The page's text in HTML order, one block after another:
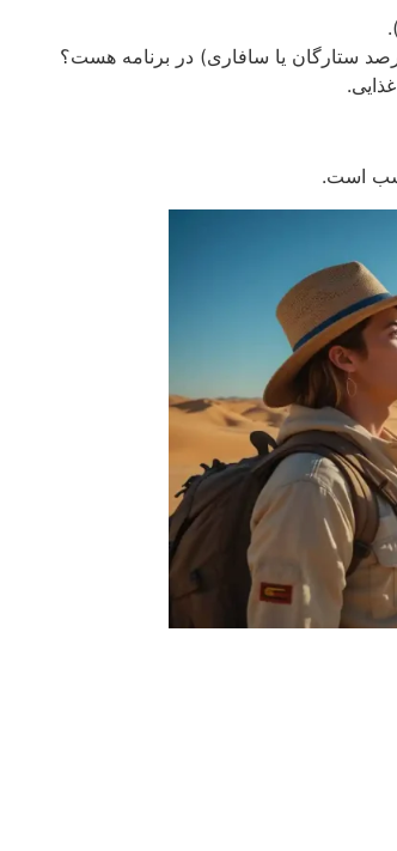
رصد ستارگان یا سافاری) در برنامه هست؟
است.